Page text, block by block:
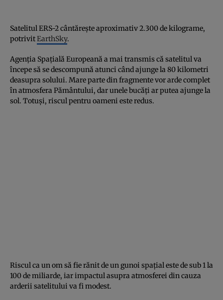
Satelitul ERS-2 cântărește aproximativ 2.300 de kilograme,
potrivitEarthSky.
Agenția Spațială Europeană a mai transmis că satelitul va
începe să se descompună atunci când ajunge la 80 kilometri
deasupra solului. Mare parte din fragmente vor arde complet
în atmosfera Pământului, dar unele bucăți ar putea ajunge la
sol. Totuși, riscul pentru oameni este redus.
Riscul ca un om să fie rănit de un gunoi spațial este de sub 1 la
100 de miliarde, iar impactul asupra atmosferei din cauza
arderii satelitului va fi modest.